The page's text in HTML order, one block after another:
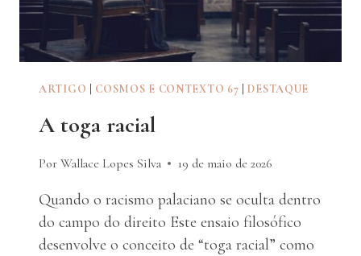
ARTIGO COSMOS E CONTEXTO 67 |DESTAQUE
A toga racial
Por Wallace Lopes Silva 19 de maio de 2026
Quando o racismo palaciano se oculta dentro
do campo do direito Este ensaio filosófico
desenvolve o conceito de “toga racial” como